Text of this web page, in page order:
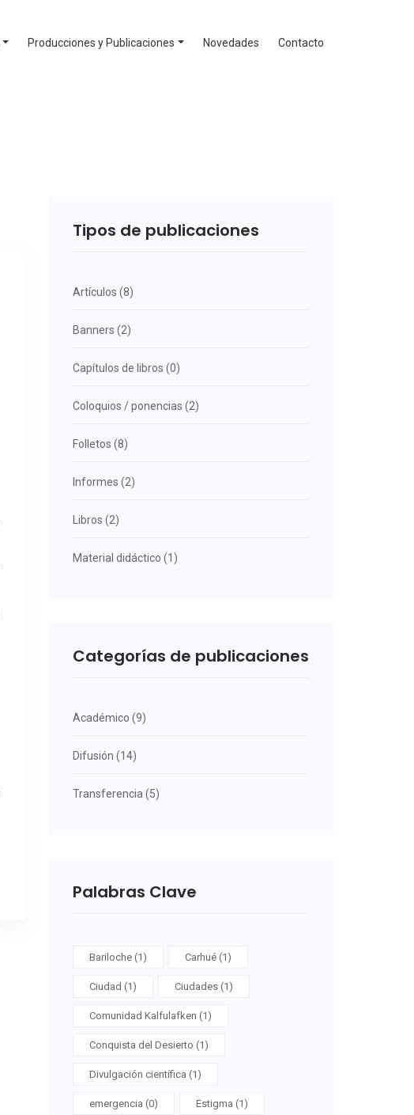
Producciones y Publicaciones Novedades Contacto
Tipos de publicaciones
Artículos (8)
Banners (2)
Capítulos de libros (0)
Coloquios / ponencias (2)
Folletos (8)
Informes (2)
Libros (2)
Material didáctico (1)
Categorías de publicaciones
Académico (9)
Difusión (14)
Transferencia (5)
Palabras Clave
Bariloche (1) Carhué (1)
Ciudad (1) Ciudades (1)
Comunidad Kalfulafken (1)
Conquista del Desierto (1)
Divulgación científica (1)
emergencia (0) Estigma (1)